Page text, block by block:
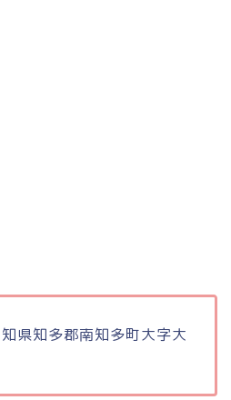
県知多郡南知多町大字大